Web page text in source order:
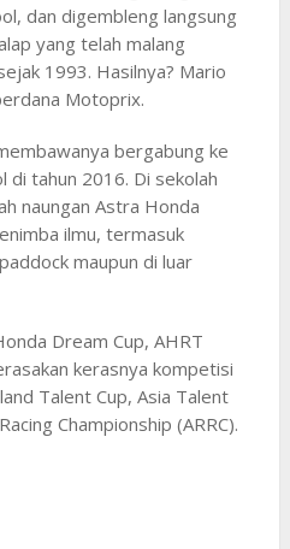
dan digembleng langsung
yang telah malang
1993. Hasilnya? Mario
Motoprix.
bergabung ke
di tahun 2016. Di sekolah
naungan Astra Honda
ilmu, termasuk
maupun di luar
Dream Cup, AHRT
kerasnya kompetisi
Talent Cup, Asia Talent
Championship (ARRC).